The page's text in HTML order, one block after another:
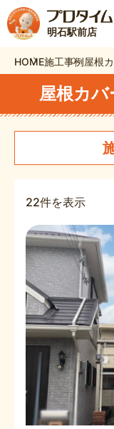
明石駅前店
HOME施工事例屋根
屋根カバ
22件を表示